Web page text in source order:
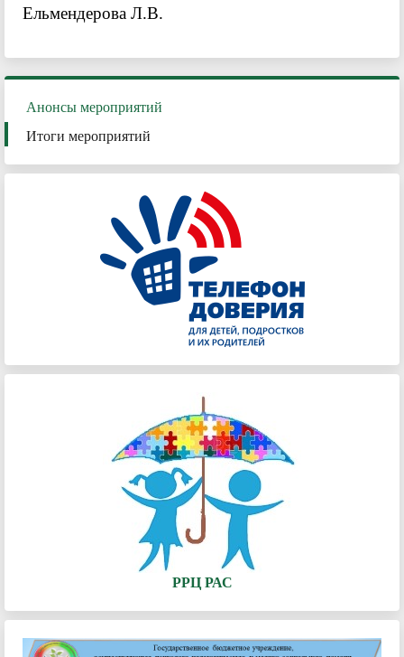
Ельмендерова Л.В.
Анонсы мероприятий
Итоги мероприятий
РРЦ РАС